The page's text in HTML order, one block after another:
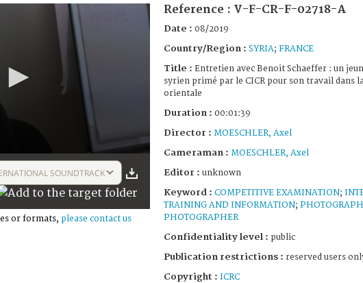
SOUNDTRACK
or formats, please contact us
Reference : V-F-CR-F-02718-A
Date : 08/2019
Country/Region : SYRIA; FRANCE
Title : Entretien avec Benoit Schaeffer : un
syrien primé par le CICR pour son travail dans
orientale
Duration : 00:01:39
Director : MOESCHLER, Axel
Cameraman : MOESCHLER, Axel
Editor : unknown
Keyword : COMPETITIVE EXAMINATION;
TRAINING AND INFORMATION;
PHOTOGRAPHER
Confidentiality level : public
Publication restrictions : reserved users
Copyright : ICRC